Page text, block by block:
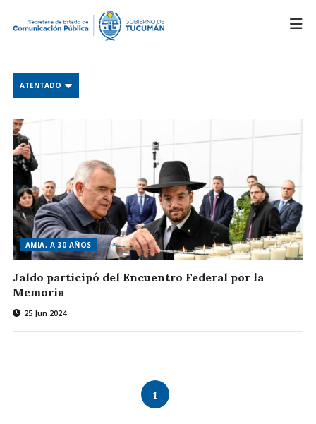
ATENTADO
AMIA, A 30 AÑOS
Jaldo participó del Encuentro Federal por la
Memoria
25 Jun 2024
1